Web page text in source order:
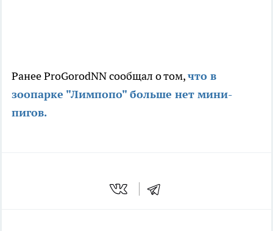
Ранее ProGorodNN сообщал о том,что в
зоопарке "Лимпопо" больше нет мини-
пигов.